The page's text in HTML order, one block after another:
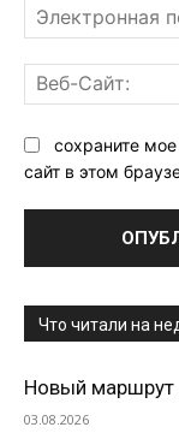
сохраните
сайт в этом
Что читали на
Новый маршрут
03.08.2026